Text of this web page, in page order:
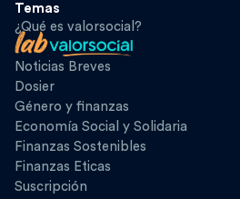
Temas
¿Qué es valorsocial?
Noticias Breves
Dosier
Género y finanzas
Economía Social y Solidaria
Finanzas Sostenibles
Finanzas Eticas
Suscripción